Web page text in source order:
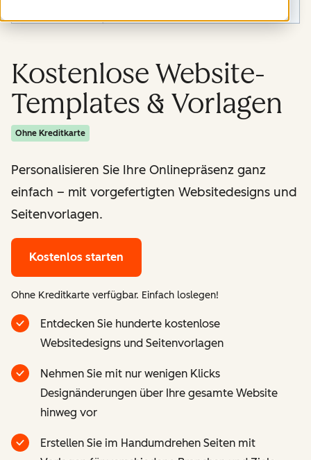
Kostenlose Website-
Templates & Vorlagen
Ohne Kreditkarte
Personalisieren Sie Ihre Onlinepräsenz ganz
einfach – mit vorgefertigten Websitedesigns und
Seitenvorlagen.
Kostenlos starten
Ohne Kreditkarte verfügbar. Einfach loslegen!
Entdecken Sie hunderte kostenlose
Websitedesigns und Seitenvorlagen
Nehmen Sie mit nur wenigen Klicks
Designänderungen über Ihre gesamte Website
hinweg vor
Erstellen Sie im Handumdrehen Seiten mit